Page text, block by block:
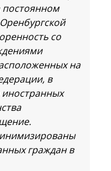
постоянном
со
на
в
граждан в